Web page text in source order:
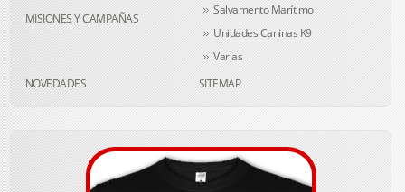
MISIONES Y CAMPAÑAS
Salvamento Marítimo
Unidades Caninas K9
Varias
NOVEDADES
SITEMAP